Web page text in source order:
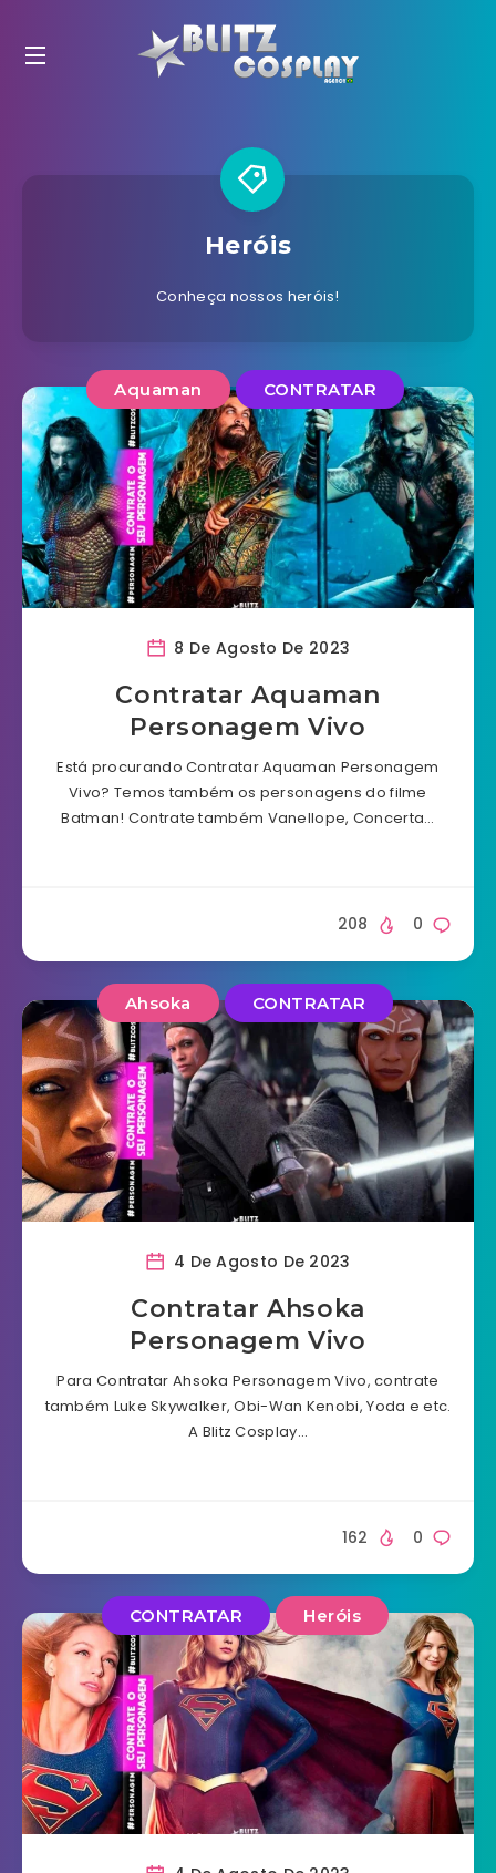
Heróis
Conheça nossos heróis!
Aquaman CONTRATAR
8 De Agosto De 2023
Contratar Aquaman
Personagem Vivo
Está procurando Contratar Aquaman Personagem
Vivo? Temos também os personagens do filme
Batman! Contrate também Vanellope, Concerta…
0
208
Ahsoka CONTRATAR
4 De Agosto De 2023
Contratar Ahsoka
Personagem Vivo
Para Contratar Ahsoka Personagem Vivo, contrate
também Luke Skywalker, Obi-Wan Kenobi, Yoda e etc.
A Blitz Cosplay…
0
162
CONTRATAR Heróis